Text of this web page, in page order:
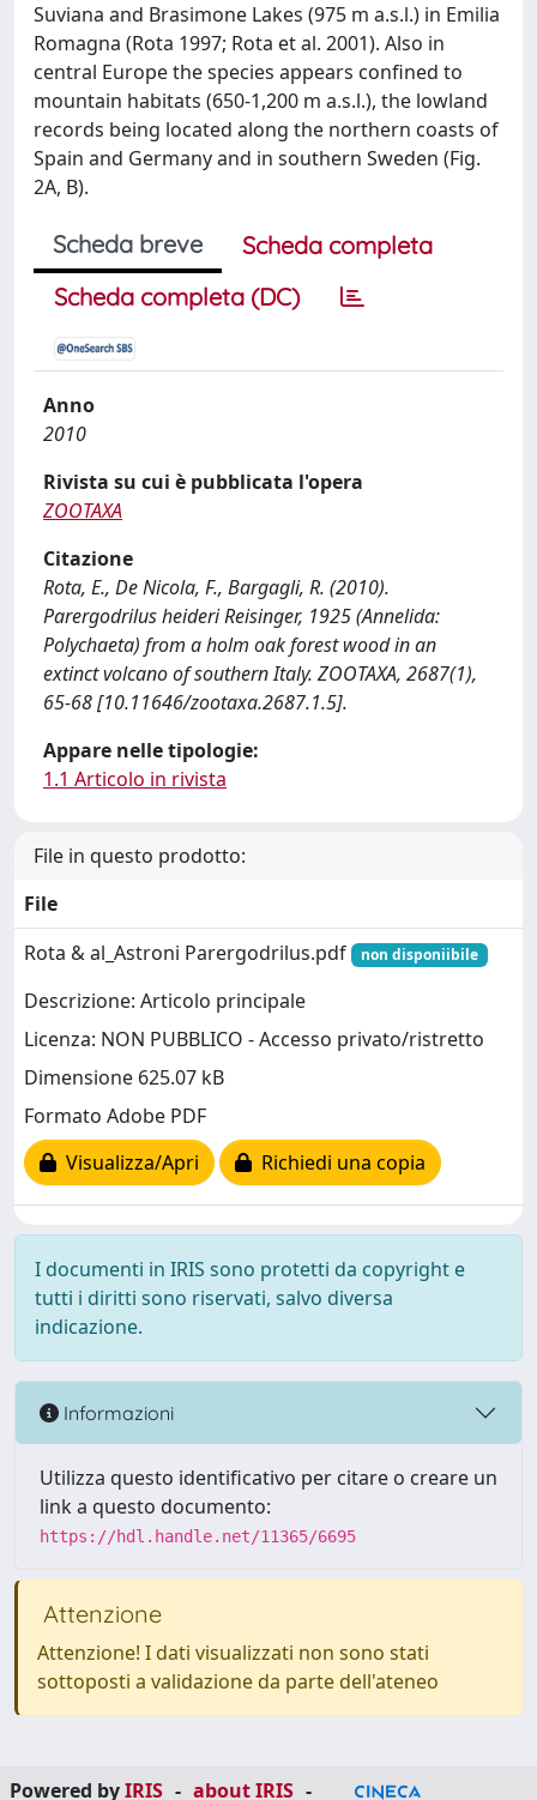
Suviana and Brasimone Lakes (975 m a.s.l.) in Emilia
Romagna (Rota 1997; Rota et al. 2001). Also in
central Europe the species appears confined to
mountain habitats (650-1,200 m a.s.l.), the lowland
records being located along the northern coasts of
Spain and Germany and in southern Sweden (Fig.
2A, B).
Scheda breve
Scheda completa
Scheda completa (DC)
Anno
2010
Rivista su cui è pubblicata l'opera
ZOOTAXA
Citazione
Rota, E., De Nicola, F., Bargagli, R. (2010).
Parergodrilus heideri Reisinger, 1925 (Annelida:
Polychaeta) from a holm oak forest wood in an
extinct volcano of southern Italy. ZOOTAXA, 2687(1),
65-68 [10.11646/zootaxa.2687.1.5].
Appare nelle tipologie:
1.1 Articolo in rivista
File in questo prodotto:
File
Rota & al_Astroni Parergodrilus.pdf
non disponiibile
Descrizione: Articolo principale
Licenza: NON PUBBLICO - Accesso privato/ristretto
Dimensione 625.07 kB
Formato Adobe PDF
Visualizza/Apri
Richiedi una copia
I documenti in IRIS sono protetti da copyright e
tutti i diritti sono riservati, salvo diversa
indicazione.
Informazioni
Utilizza questo identificativo per citare o creare un
link a questo documento:
https://hdl.handle.net/11365/6695
Attenzione
Attenzione! I dati visualizzati non sono stati
sottoposti a validazione da parte dell'ateneo
Powered byIRIS - about IRIS -